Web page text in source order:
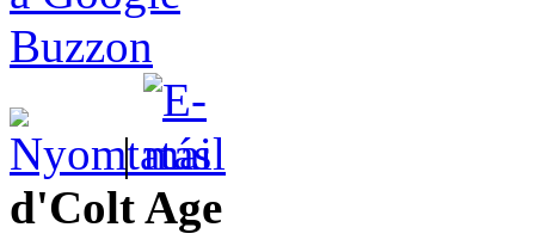
|
d'Colt Age